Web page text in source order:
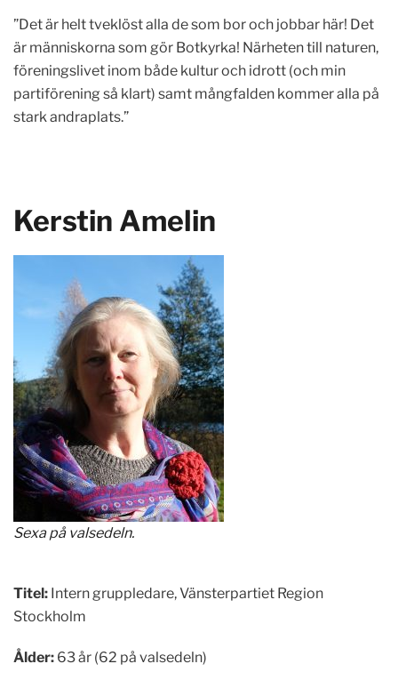
”Det är helt tveklöst alla de som bor och jobbar här! Det
är människorna som gör Botkyrka! Närheten till naturen,
föreningslivet inom både kultur och idrott (och min
partiförening så klart) samt mångfalden kommer alla på
stark andraplats.”
Kerstin Amelin
Sexa på valsedeln.
Titel: Intern gruppledare, Vänsterpartiet Region
Stockholm
Ålder: 63 år (62 på valsedeln)